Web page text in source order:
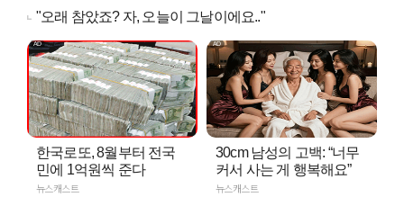
"오래 참았죠? 자, 오늘이 그날이에요.."
한국로또, 8월부터 전국
민에 1억원씩 준다
뉴스캐스트
30cm 남성의 고백: “너무
커서 사는 게 행복해요”
뉴스캐스트